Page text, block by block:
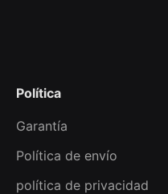
Política
Garantía
Política de envío
política de privacidad